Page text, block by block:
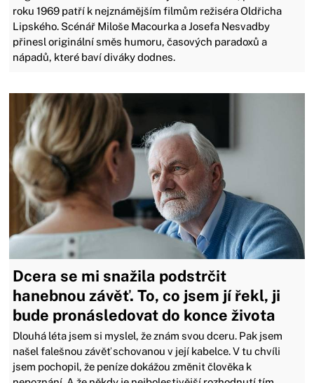
roku 1969 patří k nejznámějším filmům režiséra Oldřicha
Lipského. Scénář Miloše Macourka a Josefa Nesvadby
přinesl originální směs humoru, časových paradoxů a
nápadů, které baví diváky dodnes.
Dcera se mi snažila podstrčit
hanebnou závěť. To, co jsem jí řekl, ji
bude pronásledovat do konce života
Dlouhá léta jsem si myslel, že znám svou dceru. Pak jsem
našel falešnou závěť schovanou v její kabelce. V tu chvíli
jsem pochopil, že peníze dokážou změnit člověka k